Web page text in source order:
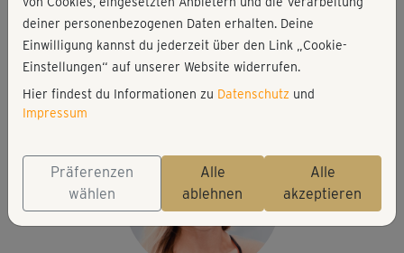
28 Min
222 kcal
Stefanie Rohr
Matte
deiner personenbezogenen Daten erhalten. Deine
Einwilligung kannst du jederzeit über den Link „Cookie-
Einstellungen“ auf unserer Website widerrufen.
Hier findest du Informationen zu Datenschutz und
Impressum
Präferenzen
wählen
Alle
ablehnen
Alle
akzeptieren